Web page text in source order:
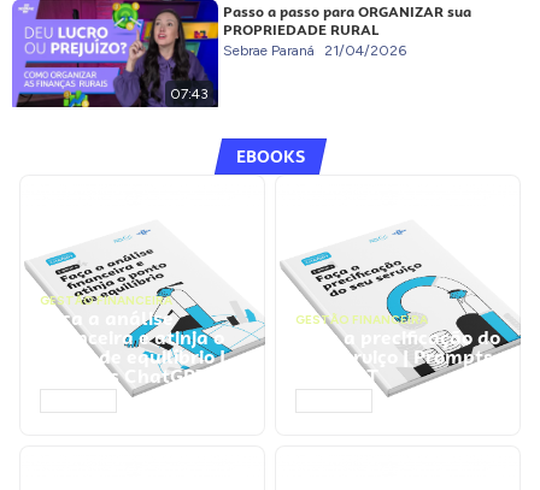
07:43
Passo a passo para ORGANIZAR sua
PROPRIEDADE RURAL
Sebrae Paraná 21/04/2026
EBOOKS
GESTÃO FINANCEIRA
Faça a análise
financeira e atinja o
ponto de equilíbrio |
Prompts ChatGPT
GESTÃO FINANCEIRA
Faça a precificação do
seu serviço | Prompts
ChatGPT